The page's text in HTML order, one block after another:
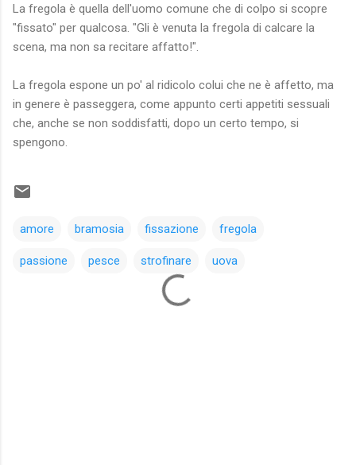
La fregola è quella dell'uomo comune che di colpo si scopre
"fissato" per qualcosa. "Gli è venuta la fregola di calcare la
scena, ma non sa recitare affatto!".
La fregola espone un po' al ridicolo colui che ne è affetto, ma
in genere è passeggera, come appunto certi appetiti sessuali
che, anche se non soddisfatti, dopo un certo tempo, si
spengono.
amore bramosia fissazione fregola
passione pesce strofinare uova